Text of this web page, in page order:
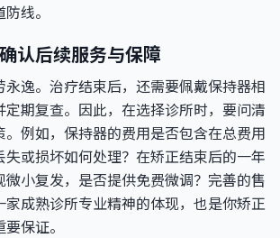
线。
认后续服务与保障
逸。治疗结束后，还需要佩戴保持器相
定期复查。因此，在选择诊所时，要问清
。例如，保持器的费用是否包含在总费用
失或损坏如何处理？在矫正结束后的一年
微小复发，是否提供免费微调？完善的售
家成熟诊所专业精神的体现，也是你矫正
保证。